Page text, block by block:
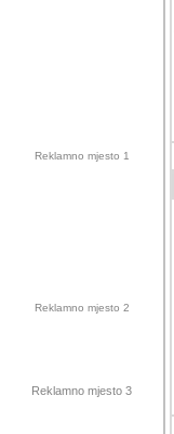
Reklamno mjesto 1
Reklamno mjesto 2
Reklamno mjesto 3